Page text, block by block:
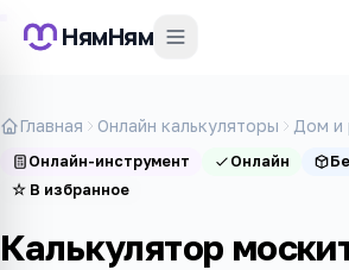
НямНям
Главная Онлайн калькуляторы Дом и
Онлайн-инструмент Онлайн
☆ В избранное
Калькулятор